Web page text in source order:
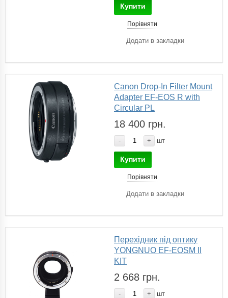
Купити
Порівняти
Додати в закладки
Canon Drop-In Filter Mount
Adapter EF-EOS R with
Circular PL
18 400 грн.
- + шт
Купити
Порівняти
Додати в закладки
Перехідник під оптику
YONGNUO EF-EOSM II
KIT
2 668 грн.
- + шт